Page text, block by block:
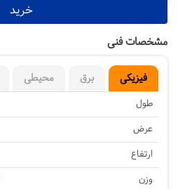
خرید
مشخصات فنی
فیزیکی برق محیطی
طول
عرض
ارتفاع
وزن